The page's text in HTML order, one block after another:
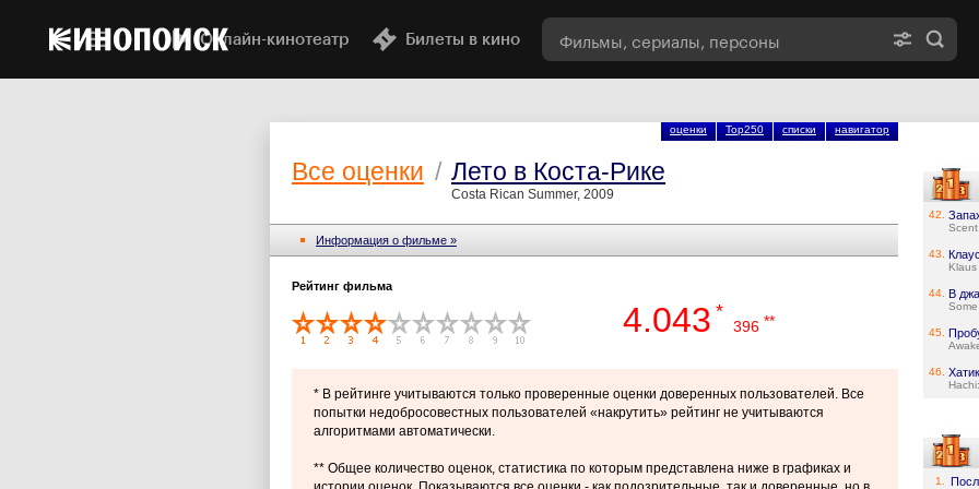
Онлайн-кинотеатр Билеты в кино
оценки Top250 списки навигатор
Все оценки / Лето в Коста-Рике
Costa Rican Summer, 2009
Информация о фильме »
Рейтинг фильма
4.043*
396 **
* В рейтинге учитываются только проверенные оценки доверенных пользователей. Все
попытки недобросовестных пользователей «накрутить» рейтинг не учитываются
алгоритмами автоматически.
** Общее количество оценок, статистика по которым представлена ниже в графиках и
42.
43.
Klaus
44. В
45.
46.
1.